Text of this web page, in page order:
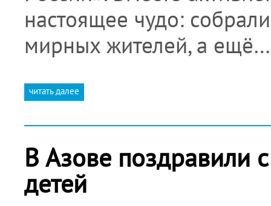
настоящее чудо:
мирных жителей, а ещё…
читать далее
В Азове поздравили
детей